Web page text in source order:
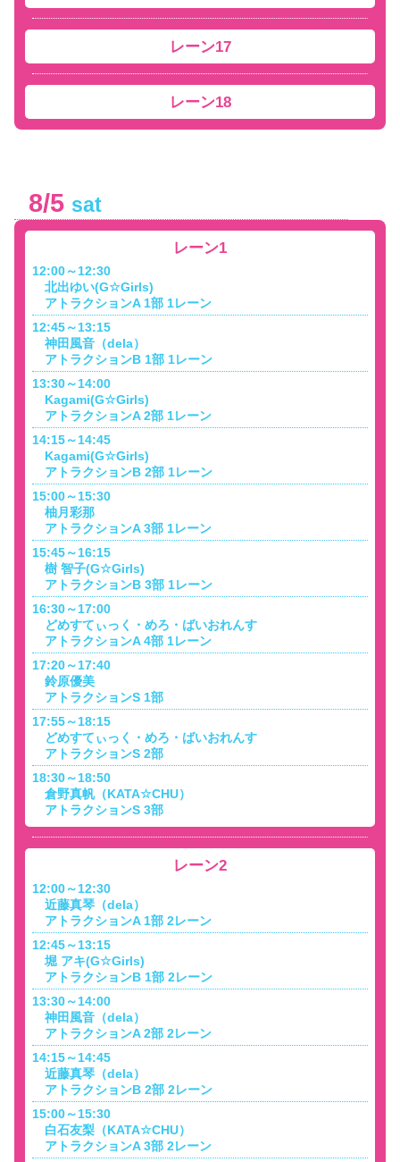
レーン17
レーン18
8/5 sat
レーン1
12:00～12:30
北出ゆい(G☆Girls)
アトラクションA 1部 1レーン
12:45～13:15
神田風音（dela）
アトラクションB 1部 1レーン
13:30～14:00
Kagami(G☆Girls)
アトラクションA 2部 1レーン
14:15～14:45
Kagami(G☆Girls)
アトラクションB 2部 1レーン
15:00～15:30
柚月彩那
アトラクションA 3部 1レーン
15:45～16:15
樹 智子(G☆Girls)
アトラクションB 3部 1レーン
16:30～17:00
どめすてぃっく・めろ・ばいおれんす
アトラクションA 4部 1レーン
17:20～17:40
鈴原優美
アトラクションS 1部
17:55～18:15
どめすてぃっく・めろ・ばいおれんす
アトラクションS 2部
18:30～18:50
倉野真帆（KATA☆CHU）
アトラクションS 3部
レーン2
12:00～12:30
近藤真琴（dela）
アトラクションA 1部 2レーン
12:45～13:15
堀 アキ(G☆Girls)
アトラクションB 1部 2レーン
13:30～14:00
神田風音（dela）
アトラクションA 2部 2レーン
14:15～14:45
近藤真琴（dela）
アトラクションB 2部 2レーン
15:00～15:30
白石友梨（KATA☆CHU）
アトラクションA 3部 2レーン